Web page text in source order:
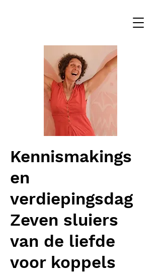
Kennismakings
en
verdiepingsdag
Zeven sluiers
van de liefde
voor koppels